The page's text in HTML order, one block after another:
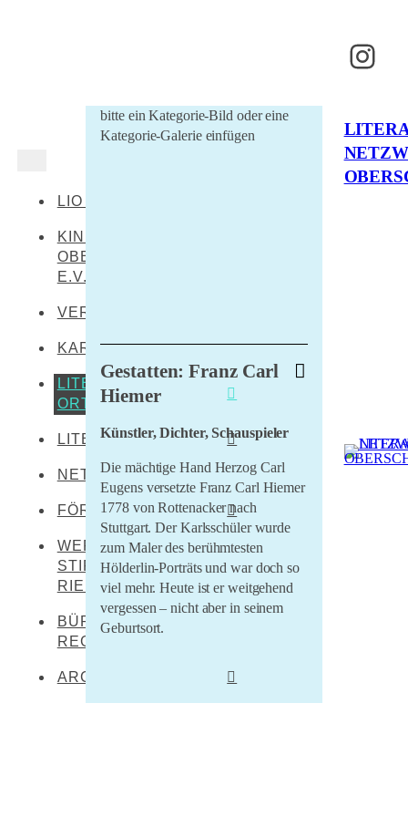
LIO AKTUELL
KINDERKULTUR
OBERSCHWABEN
E.V.
VERANSTALTUNGEN
KARTE
LITERARISCHE
ORTE
Leibertingen-
Meßkirch
Oberstadion
Obermarchtal
Riedlingen
Rottenacker
Wilflingen
LITERATEN
Werner Dürrson
Martin Heidegger
Franz Carl Hiemer
Ernst Jünger
Christoph von Schmid
Sebastian Sailer
Clara
NETZWERKENDE
FÖRDERER
Literaturland Baden-
Württemberg
Förderverein
Schwäbischer Dialekt
LEADER Oberschwaben
LEADER Mittleres
WERNER DÜRRSON-
STIFTUNG
RIEDLINGEN
BÜRO FÜR
REGIONALKULTUR
ARCHIV
bitte ein Kategorie-Bild oder eine
Kategorie-Galerie einfügen
Gestatten: Franz Carl
Hiemer
Künstler, Dichter, Schauspieler
Die mächtige Hand Herzog Carl
Eugens versetzte Franz Carl Hiemer
1778 von Rottenacker nach
Stuttgart. Der Karlsschüler wurde
zum Maler des berühmtesten
Hölderlin-Porträts und war doch so
viel mehr. Heute ist er weitgehend
vergessen – nicht aber in seinem
Geburtsort.